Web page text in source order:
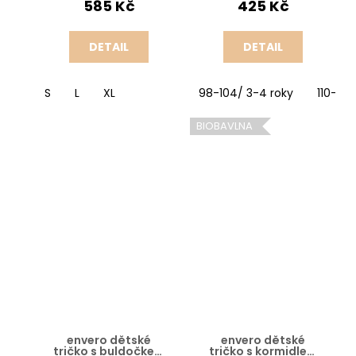
585 Kč
DETAIL
S L XL
425 Kč
DETAIL
98-104/ 3-4 roky 110-
envero dětské
tričko s buldočkem
BIOBAVLNA
envero dětské
tričko s kormidlem